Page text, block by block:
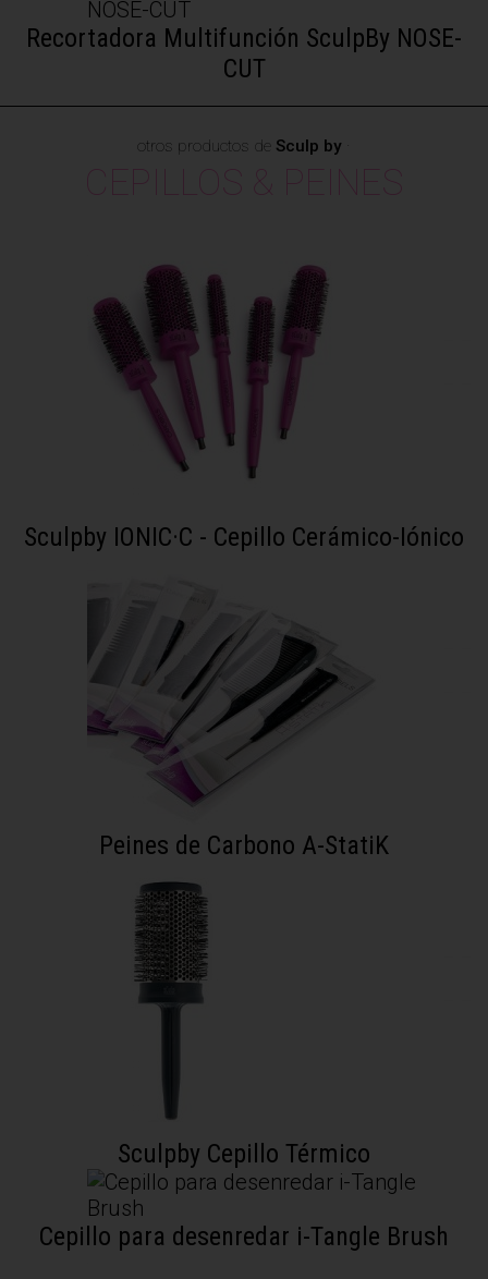
Recortadora Multifunción SculpBy NOSE-
CUT
otros productos de Sculp by
CEPILLOS & PEINES
Sculpby IONIC·C - Cepillo Cerámico-Iónico
Peines de Carbono A-StatiK
Sculpby Cepillo Térmico
Cepillo para desenredar i-Tangle Brush